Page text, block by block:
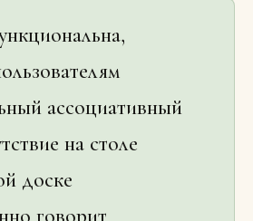
ассоциативный
на столе
доске